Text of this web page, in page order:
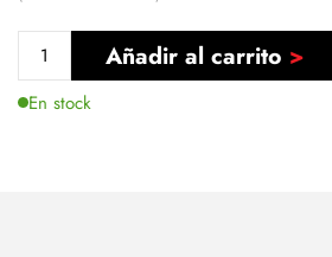
Añadir al carrito
En stock